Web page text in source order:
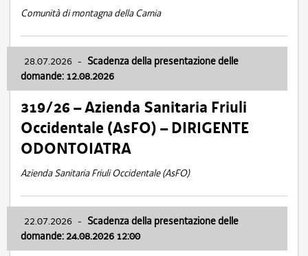
Comunità di montagna della Carnia
28.07.2026 - Scadenza della presentazione delle
domande: 12.08.2026
319/26 – Azienda Sanitaria Friuli
Occidentale (AsFO) – DIRIGENTE
ODONTOIATRA
Azienda Sanitaria Friuli Occidentale (AsFO)
22.07.2026 - Scadenza della presentazione delle
domande: 24.08.2026 12:00